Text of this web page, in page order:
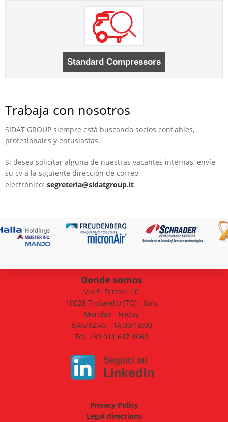
Trabaja con nosotros
SIDAT GROUP siempre está buscando socios confiables,
profesionales y entusiastas.
Si desea solicitar alguna de nuestras vacantes internas, envíe
su cv a la siguiente dirección de correo
electrónico: segreteria@sidatgroup.it
Donde somos
Via E. Ferrari, 10
10028 Trofarello (TO) - Italy
Monday - Friday
8:45/12:45 - 14:00/18:00
Tel. +39 011 647 4060
Privacy Policy
Legal directions